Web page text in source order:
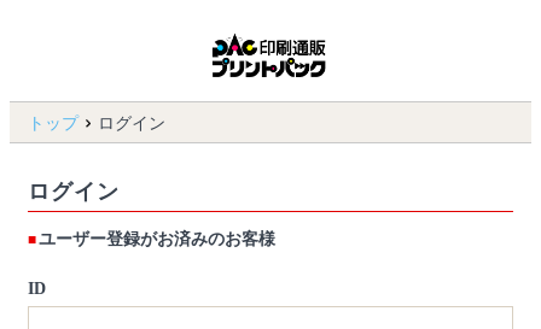
トップ ログイン
ログイン
ユーザー登録がお済みのお客様
ID